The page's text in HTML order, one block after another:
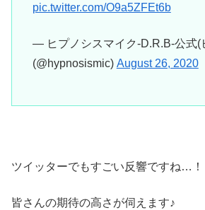
pic.twitter.com/O9a5ZFEt6b
— ヒプノシスマイク-D.R.B-公式(
(@hypnosismic) August 26, 2020
ツイッターでもすごい反響ですね…！
皆さんの期待の高さが伺えます♪